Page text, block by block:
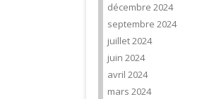
décembre 2024
septembre 2024
juillet 2024
juin 2024
avril 2024
mars 2024